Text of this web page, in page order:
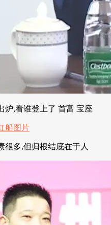
炉,看谁登上了 首富 宝座
很多,但归根结底在于人